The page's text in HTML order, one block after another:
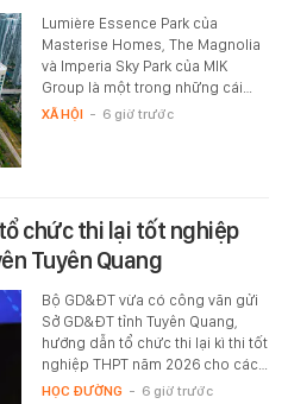
Lumière Essence Park của
Masterise Homes, The Magnolia
và Imperia Sky Park của MIK
Group là một trong những cái…
XÃ HỘI - 6 giờ trước
chức thi lại tốt nghiệp
Tuyên Quang
Bộ GD&ĐT vừa có công văn gửi
Sở GD&ĐT tỉnh Tuyên Quang,
hướng dẫn tổ chức thi lại kì thi tốt
nghiệp THPT năm 2026 cho các…
HỌC ĐƯỜNG - 6 giờ trước